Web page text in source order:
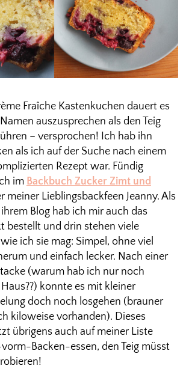
Fraîche Kastenkuchen dauert es
auszusprechen als den Teig
– versprochen! Ich hab ihn
als ich auf der Suche nach einem
Rezept war. Fündig
im Backbuch Zucker Zimt und
meiner Lieblingsbackfeen Jeanny. Als
Blog hab ich mir auch das
bestellt und drin stehen viele
ich sie mag: Simpel, ohne viel
und einfach lecker. Nach einer
(warum hab ich nur noch
konnte es mit kleiner
doch noch losgehen (brauner
kiloweise vorhanden). Dieses
übrigens auch auf meiner Liste
Backen-essen, den Teig müsst